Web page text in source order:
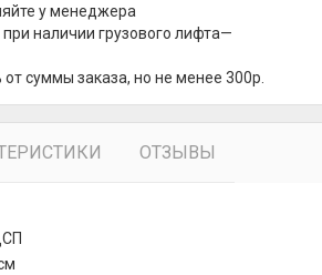
у менеджера
наличии грузового лифта—
суммы заказа, но не менее 300р.
ОТЗЫВЫ